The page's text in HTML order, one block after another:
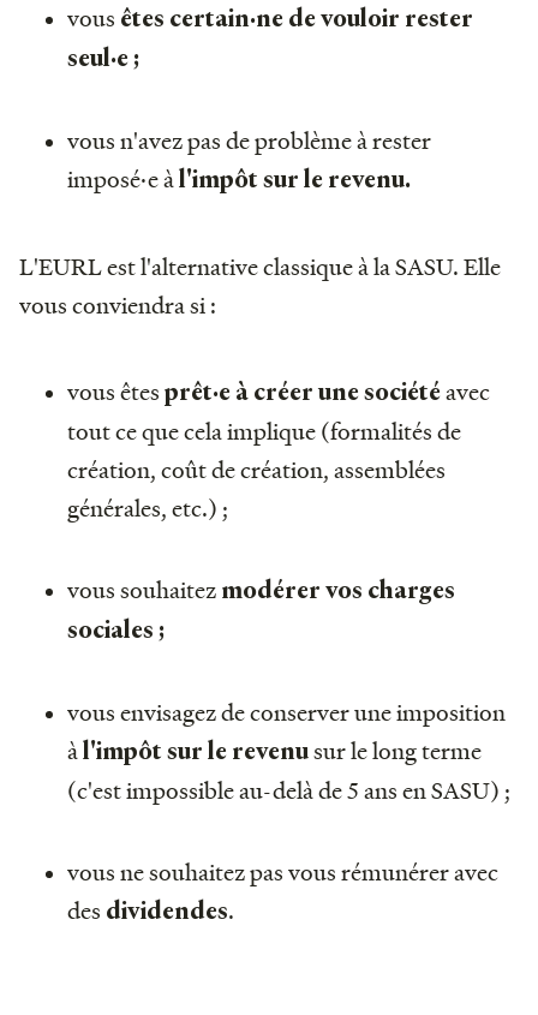
vous êtes certain·ne de vouloir rester
seul·e ;
vous n'avez pas de problème à rester
imposé·e àl'impôt sur le revenu.
L'EURL est l'alternative classique à la SASU. Elle
vous conviendra si :
vous êtes prêt·e à créer une sociétéavec
tout ce que cela implique (formalités de
création, coût de création, assemblées
générales, etc.) ;
vous souhaitez modérer vos charges
sociales ;
vous envisagez de conserver une imposition
àl'impôt sur le revenusur le long terme
(c'est impossible au-delà de 5 ans en SASU) ;
vous ne souhaitez pas vous rémunérer avec
des dividendes.